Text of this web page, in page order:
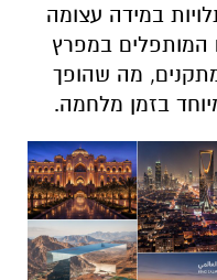
במידה עצומה
מ-90% מהמים המותפלים במפרץ
מה שהופך
בזמן מלחמה.